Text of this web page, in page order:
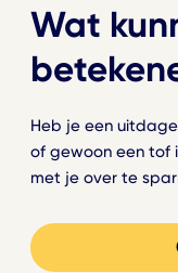
Wat
Heb je een
of gewoon een tof
met je over te